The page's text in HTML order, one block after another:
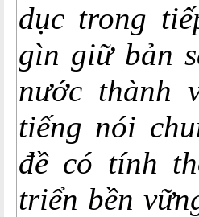
dục trong
gìn giữ bản
nước thành
tiếng nói
đề có tính
triển bền